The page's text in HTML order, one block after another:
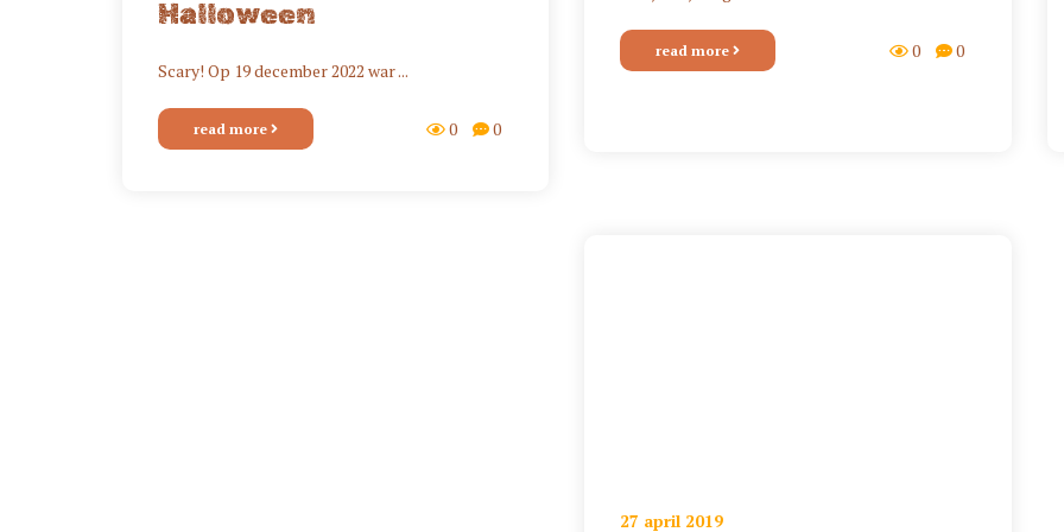
Halloween
Scary! Op 19 december 2022 war ...
read more 0 0
read more 0 0
27 april 2019